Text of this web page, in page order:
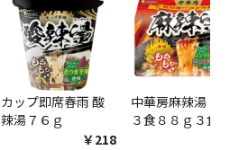
カップ即席春雨 酸
辣湯７６ｇ
￥218
中華房麻辣湯 袋麺
３食８８ｇ３食